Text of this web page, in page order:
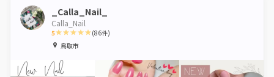
_Calla_Nail_
Calla_Nail
5
1 2 3 4
(86件)
鳥取市